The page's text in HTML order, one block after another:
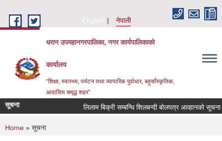
English
नेपाली
धरान उपमहानगरपालिका, नगर कार्यपालिकाको
कार्यालय
“शिक्षा, स्वास्थ्य, पर्यटन तथा व्यापारिक पुर्वाधार, बहुसाँस्कृतिक,
आवासिय समृद्ध शहर”
सूचना लिलाम बिक्री सम्बन्धि शिलबन्दी बोलपत्र आव्हानको सूचना।
You are here
Home » सूचना